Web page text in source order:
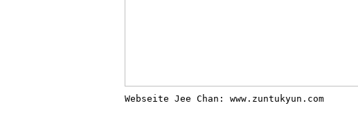
Webseite Jee Chan: www.zuntukyun.com